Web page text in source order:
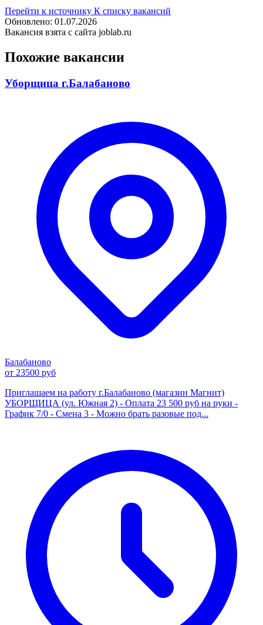
Перейти к источнику К списку вакансий
Обновлено: 01.07.2026
Вакансия взята с сайта joblab.ru
Похожие вакансии
Уборщица г.Балабаново
Балабаново
от 23500 руб
Приглашаем на работу г.Балабаново (магазин Магнит)
УБОРЩИЦА (ул. Южная 2) - Оплата 23 500 руб на руки -
График 7/0 - Смена 3 - Можно брать разовые под...